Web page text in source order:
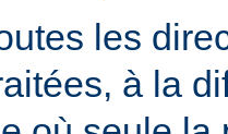
les
à la